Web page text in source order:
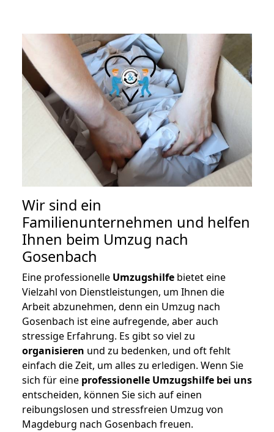
Wir sind ein
Familienunternehmen und helfen
Ihnen beim Umzug nach
Gosenbach
Eine professionelle Umzugshilfe bietet eine
Vielzahl von Dienstleistungen, um Ihnen die
Arbeit abzunehmen, denn ein Umzug nach
Gosenbach ist eine aufregende, aber auch
stressige Erfahrung. Es gibt so viel zu
organisieren und zu bedenken, und oft fehlt
einfach die Zeit, um alles zu erledigen. Wenn Sie
sich für eine professionelle Umzugshilfe bei uns
entscheiden, können Sie sich auf einen
reibungslosen und stressfreien Umzug von
Magdeburg nach Gosenbach freuen.